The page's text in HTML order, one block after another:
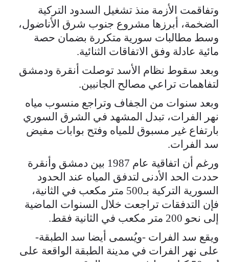
وتفاقمت الأزمة منذ تشغيل السدود التركية
الضخمة، أبرزها مشروع جنوب شرق الأناضول،
وسط مطالبات سورية متكررة بضمان حصة
مائية عادلة وفق الاتفاقات الثنائية.
وبعد سقوط نظام الأسد توصلت أنقرة ودمشق
لتفاهمات تراعي مصالح الجانبين.
وبعد سنوات من الجفاف وتراجع منسوب مياه
نهر الفرات، تبدل المشهد في الشرق السوري
بارتفاع غير مسبوق للمياه وفتح بوابات مفيض
سد الفرات.
ورغم أن اتفاقية عام 1987 بين دمشق وأنقرة
حددت الحد الأدنى لتدفق المياه عند الحدود
السورية التركية بـ500 متر مكعب في الثانية،
فإن التدفقات تراجعت خلال السنوات الماضية
إلى نحو 200 متر مكعب في الثانية فقط.
ويقع سد الفرات -ويُسمى أيضا سد الطبقة-
على نهر الفرات في مدينة الطبقة الواقعة على